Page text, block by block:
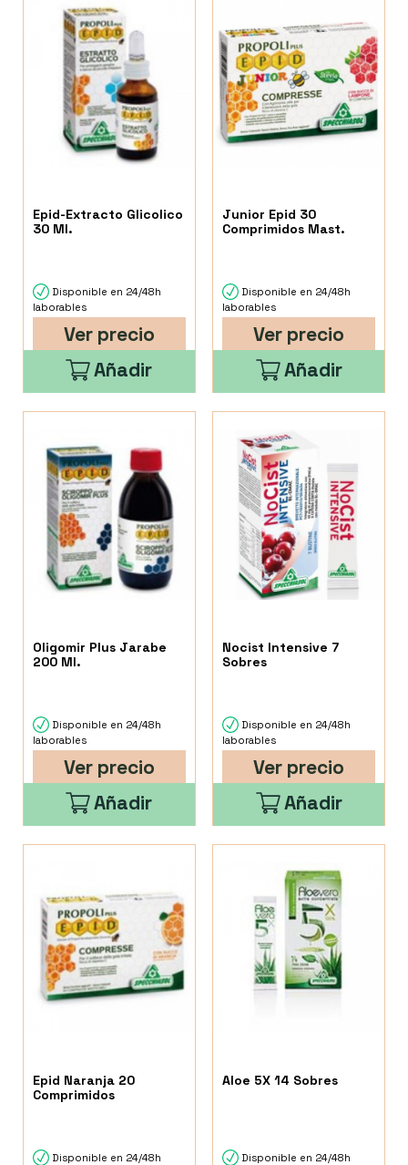
Epid-Extracto Glicolico
30 Ml.
Disponible en 24/48h
laborables
Ver precio
Añadir
Junior Epid 30
Comprimidos Mast.
Disponible en 24/48h
laborables
Ver precio
Añadir
Oligomir Plus Jarabe
200 Ml.
Disponible en 24/48h
laborables
Ver precio
Añadir
Nocist Intensive 7
Sobres
Disponible en 24/48h
laborables
Ver precio
Añadir
Epid Naranja 20
Comprimidos
Disponible en 24/48h
Aloe 5X 14 Sobres
Disponible en 24/48h